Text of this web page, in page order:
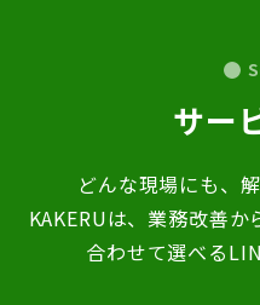
サー
どんな現場にも、
KAKERUは、業務改善
合わせて選べる